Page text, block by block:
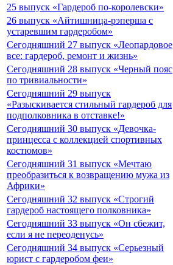
25 выпуск «Гардероб по-королевски»
26 выпуск «Айтишница-рэперша с
устаревшим гардеробом»
Сегодняшний 27 выпуск «Леопардовое
все: гардероб, ремонт и жизнь»
Сегодняшний 28 выпуск «Черный пояс
по тривиальности»
Сегодняшний 29 выпуск
«Разыскивается стильный гардероб для
подполковника в отставке!»
Сегодняшний 30 выпуск «Девочка-
принцесса с коллекцией спортивных
костюмов»
Сегодняшний 31 выпуск «Мечтаю
преобразиться к возвращению мужа из
Африки»
Сегодняшний 32 выпуск «Строгий
гардероб настоящего полковника»
Сегодняшний 33 выпуск «Он сбежит,
если я не переоденусь»
Сегодняшний 34 выпуск «Серьезный
юрист с гардеробом феи»